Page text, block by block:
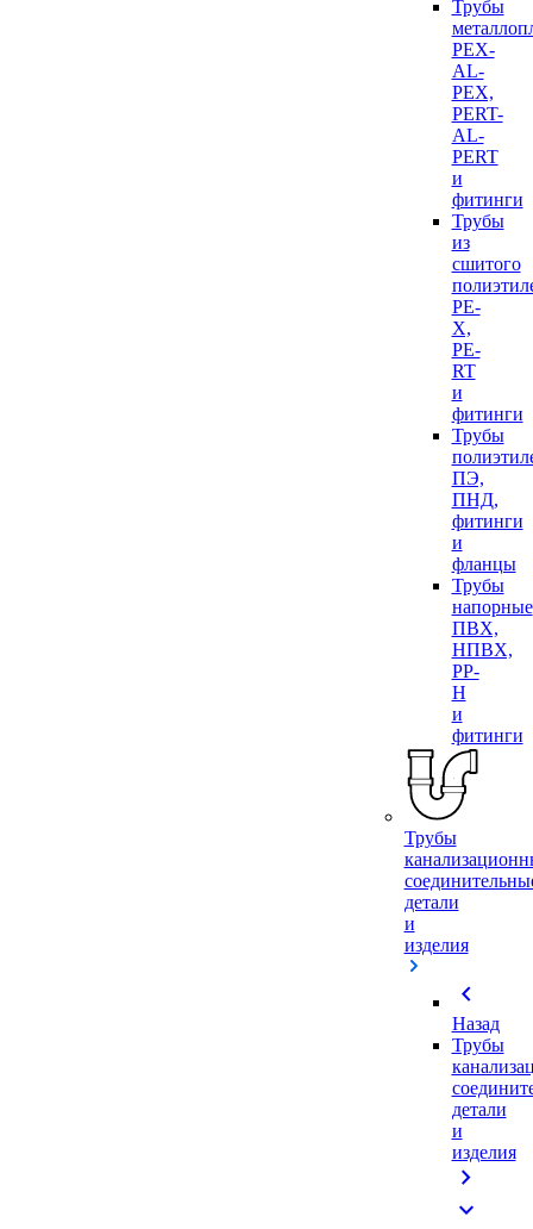
Трубы
PEX-
AL-
PEX,
PERT-
AL-
PERT
и
фитинги
Трубы
из
сшитого
PE-
X,
PE-
RT
и
фитинги
Трубы
ПЭ,
ПНД,
фитинги
и
фланцы
Трубы
напорные
ПВХ,
НПВХ,
PP-
H
и
фитинги
Трубы
детали
и
изделия
chevron_left
Назад
Трубы
детали
и
изделия
chevron_right
expand_more